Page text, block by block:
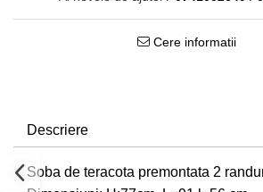
Cere informatii
Descriere
Soba de teracota premontata 2